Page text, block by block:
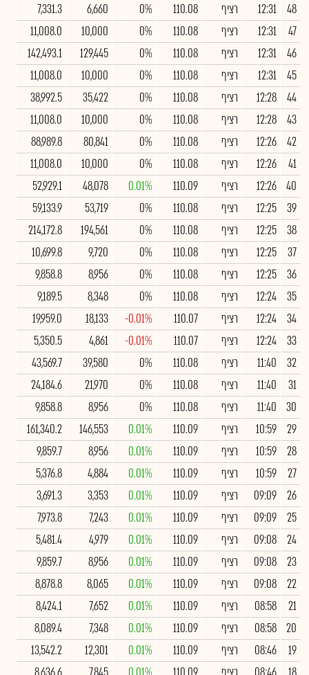
48
12:31 רציף 110.08
0%
6,660
7,331.3
47
12:31 רציף 110.08
0%
10,000
11,008.0
46
12:31 רציף 110.08
0%
129,445
142,493.1
45
12:31 רציף 110.08
0%
10,000
11,008.0
44
12:28 רציף 110.08
0%
35,422
38,992.5
43
12:28 רציף 110.08
0%
10,000
11,008.0
42
12:26 רציף 110.08
0%
80,841
88,989.8
41
12:26 רציף 110.08
0%
10,000
11,008.0
40
12:26 רציף 110.09
0.01%
48,078
52,929.1
39
12:25 רציף 110.08
0%
53,719
59,133.9
38
12:25 רציף 110.08
0%
194,561
214,172.8
37
12:25 רציף 110.08
0%
9,720
10,699.8
36
12:25 רציף 110.08
0%
8,956
9,858.8
35
12:24 רציף 110.08
0%
8,348
9,189.5
34
12:24 רציף 110.07
-0.01%
18,133
19,959.0
33
12:24 רציף 110.07
-0.01%
4,861
5,350.5
32
11:40 רציף 110.08
0%
39,580
43,569.7
31
11:40 רציף 110.08
0%
21,970
24,184.6
30
11:40 רציף 110.08
0%
8,956
9,858.8
29
10:59 רציף 110.09
0.01%
146,553
161,340.2
28
10:59 רציף 110.09
0.01%
8,956
9,859.7
27
10:59 רציף 110.09
0.01%
4,884
5,376.8
26
09:09 רציף 110.09
0.01%
3,353
3,691.3
25
09:09 רציף 110.09
0.01%
7,243
7,973.8
24
09:08 רציף 110.09
0.01%
4,979
5,481.4
23
09:08 רציף 110.09
0.01%
8,956
9,859.7
22
09:08 רציף 110.09
0.01%
8,065
8,878.8
21
08:58 רציף 110.09
0.01%
7,652
8,424.1
20
08:58 רציף 110.09
0.01%
7,348
8,089.4
19
08:46 רציף 110.09
0.01%
12,301
13,542.2